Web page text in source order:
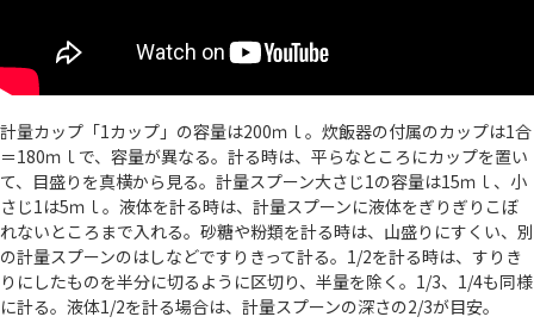
計量カップ「1カップ」の容量は200ｍｌ。炊飯器の付属のカップは1合
＝180ｍｌで、容量が異なる。計る時は、平らなところにカップを置い
て、目盛りを真横から見る。計量スプーン大さじ1の容量は15ｍｌ、小
さじ1は5ｍｌ。液体を計る時は、計量スプーンに液体をぎりぎりこぼ
れないところまで入れる。砂糖や粉類を計る時は、山盛りにすくい、別
の計量スプーンのはしなどですりきって計る。1/2を計る時は、すりき
りにしたものを半分に切るように区切り、半量を除く。1/3、1/4も同様
に計る。液体1/2を計る場合は、計量スプーンの深さの2/3が目安。